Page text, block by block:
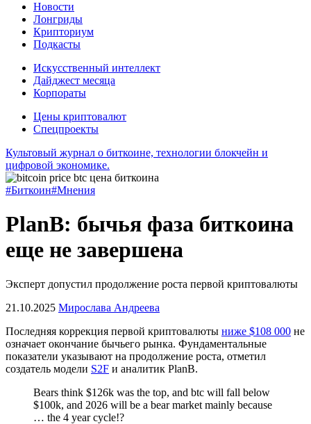
Новости
Лонгриды
Крипториум
Подкасты
Искусственный интеллект
Дайджест месяца
Корпораты
Цены криптовалют
Спецпроекты
Культовый журнал о биткоине, технологии блокчейн и
цифровой экономике.
#Биткоин#Мнения
PlanB: бычья фаза биткоина
еще не завершена
Эксперт допустил продолжение роста первой криптовалюты
21.10.2025 Мирослава Андреева
Последняя коррекция первой криптовалюты ниже $108 000 не
означает окончание бычьего рынка. Фундаментальные
показатели указывают на продолжение роста, отметил
создатель модели S2F и аналитик PlanB.
Bears think $126k was the top, and btc will fall below
$100k, and 2026 will be a bear market mainly because
… the 4 year cycle!?